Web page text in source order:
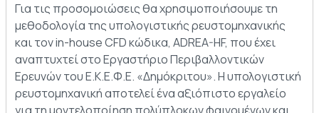
Για τις προσομοιώσεις θα χρησιμοποιήσουμε τη
μεθοδολογία της υπολογιστικής ρευστομηχανικής
και τον in-house CFD κώδικα, ADREA-HF, που έχει
αναπτυχτεί στο Εργαστήριο Περιβαλλοντικών
Ερευνών του Ε.Κ.Ε.Φ.Ε. «Δημόκριτου». Η υπολογιστική
ρευστομηχανική αποτελεί ένα αξιόπιστο εργαλείο